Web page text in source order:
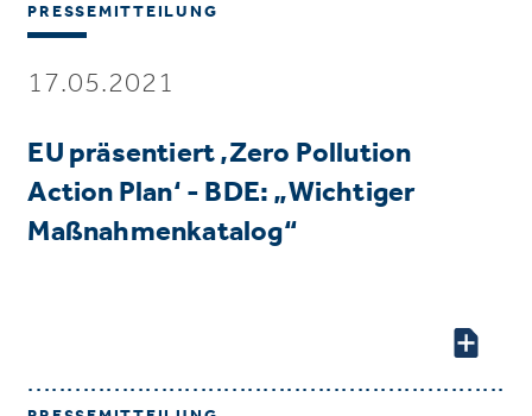
PRESSEMITTEILUNG
17.05.2021
EU präsentiert ‚Zero Pollution
Action Plan‘ - BDE: „Wichtiger
Maßnahmenkatalog“